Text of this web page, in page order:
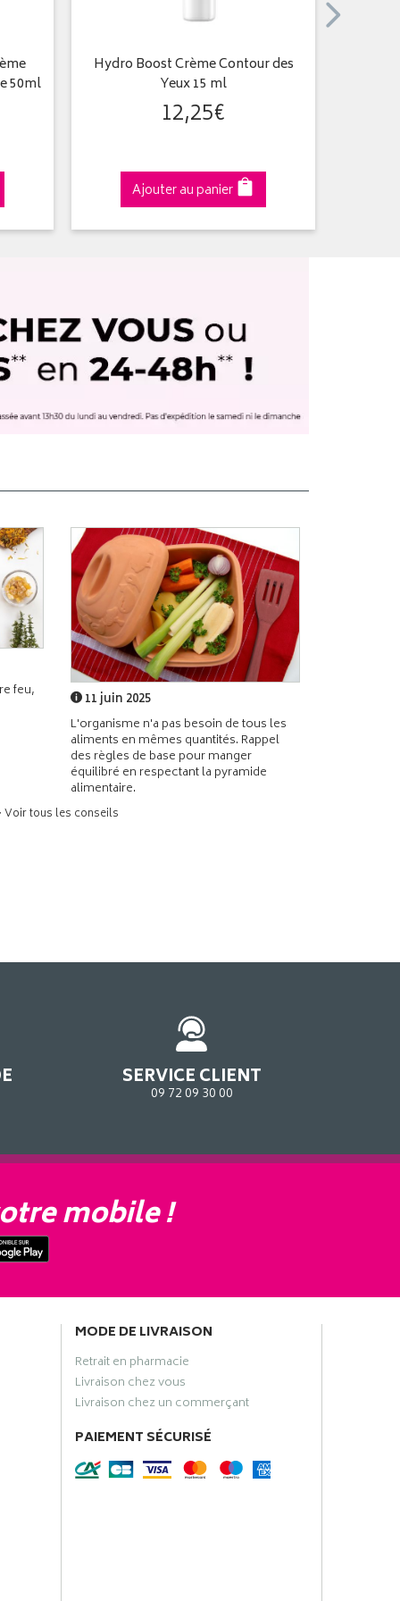
50ml
Hydro Boost Crème Contour des
Yeux 15 ml
12,25€
Ajouter au panier
feu,
11 juin 2025
L'organisme n'a pas besoin de tous les
aliments en mêmes quantités. Rappel
des règles de base pour manger
équilibré en respectant la pyramide
alimentaire.
Voir tous les conseils
SERVICE CLIENT
09 72 09 30 00
mobile !
MODE DE LIVRAISON
Retrait en pharmacie
Livraison chez vous
Livraison chez un commerçant
PAIEMENT SÉCURISÉ